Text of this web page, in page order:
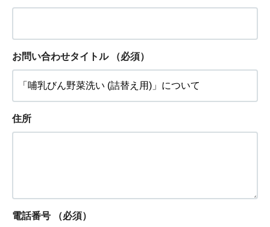
お問い合わせタイトル （必須）
住所
電話番号 （必須）